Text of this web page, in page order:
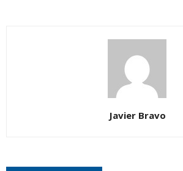
Javier Bravo